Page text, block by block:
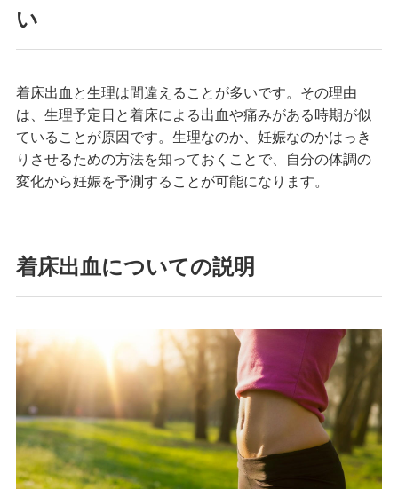
い
着床出血と生理は間違えることが多いです。その理由
は、生理予定日と着床による出血や痛みがある時期が似
ていることが原因です。生理なのか、妊娠なのかはっき
りさせるための方法を知っておくことで、自分の体調の
変化から妊娠を予測することが可能になります。
着床出血についての説明